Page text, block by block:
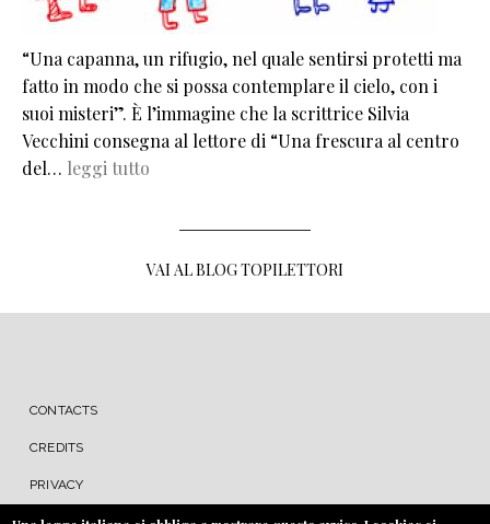
“Una capanna, un rifugio, nel quale sentirsi protetti ma
fatto in modo che si possa contemplare il cielo, con i
suoi misteri”. È l’immagine che la scrittrice Silvia
Vecchini consegna al lettore di “Una frescura al centro
del… leggi tutto
VAI AL BLOG TOPILETTORI
MENU FOOTER
CONTACTS
CREDITS
PRIVACY